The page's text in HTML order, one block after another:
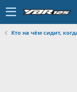
Кто на чём сидит,